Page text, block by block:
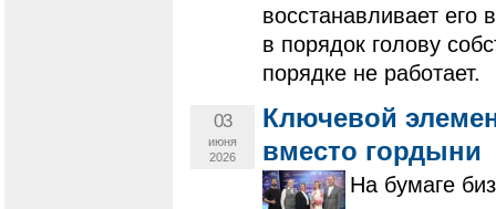
восстанавливает его
в порядок голову
порядке не работает.
03
июня
2026
Ключевой
вместо гордыни
На бумаге